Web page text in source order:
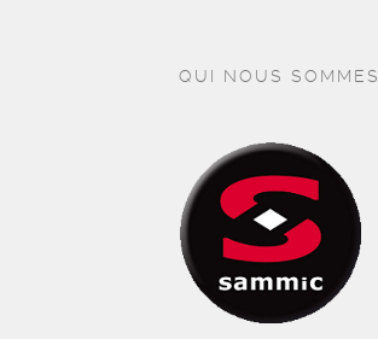
QUI NOUS SOMMES